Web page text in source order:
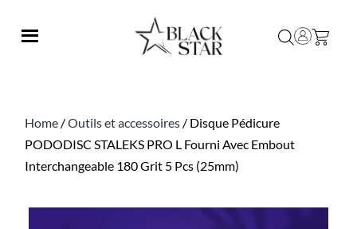
Home /Outils et accessoires / Disque Pédicure
PODODISC STALEKS PRO L Fourni Avec Embout
Interchangeable 180 Grit 5 Pcs (25mm)